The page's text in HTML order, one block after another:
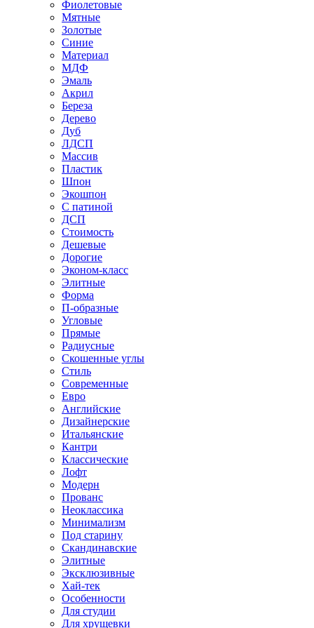
Фиолетовые
Мятные
Золотые
Синие
Материал
МДФ
Эмаль
Акрил
Береза
Дерево
Дуб
ЛДСП
Массив
Пластик
Шпон
Экошпон
С патиной
ДСП
Стоимость
Дешевые
Дорогие
Эконом-класс
Элитные
Форма
П-образные
Угловые
Прямые
Радиусные
Скошенные углы
Стиль
Современные
Евро
Английские
Дизайнерские
Итальянские
Кантри
Классические
Лофт
Модерн
Прованс
Неоклассика
Минимализм
Под старину
Скандинавские
Элитные
Эксклюзивные
Хай-тек
Особенности
Для студии
Для хрущевки